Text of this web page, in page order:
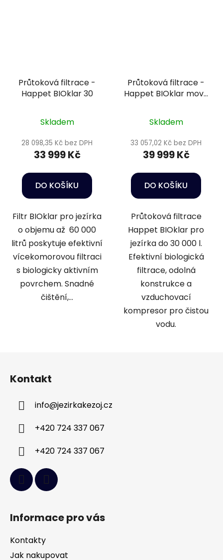
Průtoková filtrace -
Happet BIOklar 30
Skladem
28 098,35 Kč bez DPH
33 999 Kč
DO KOŠÍKU
Filtr BIOklar pro jezírka
o objemu až 60 000
litrů poskytuje efektivní
vícekomorovou filtraci
s biologicky aktivním
povrchem. Snadné
čištění,...
Průtoková filtrace -
Happet BIOklar move
Skladem
33 057,02 Kč bez DPH
39 999 Kč
DO KOŠÍKU
Průtoková filtrace
Happet BIOklar pro
jezírka do 30 000 l.
Efektivní biologická
filtrace, odolná
konstrukce a
vzduchovací
kompresor pro čistou
vodu.
Kontakt
info@jezirkakezoj.cz
+420 724 337 067
+420 724 337 067
Informace pro vás
Kontakty
Jak nakupovat